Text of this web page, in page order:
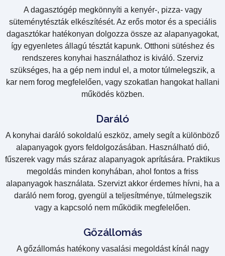
A dagasztógép megkönnyíti a kenyér-, pizza- vagy
süteménytészták elkészítését. Az erős motor és a speciális
dagasztókar hatékonyan dolgozza össze az alapanyagokat,
így egyenletes állagú tésztát kapunk. Otthoni sütéshez és
rendszeres konyhai használathoz is kiváló. Szerviz
szükséges, ha a gép nem indul el, a motor túlmelegszik, a
kar nem forog megfelelően, vagy szokatlan hangokat hallani
működés közben.
Daráló
A konyhai daráló sokoldalú eszköz, amely segít a különböző
alapanyagok gyors feldolgozásában. Használható dió,
fűszerek vagy más száraz alapanyagok aprítására. Praktikus
megoldás minden konyhában, ahol fontos a friss
alapanyagok használata. Szervizt akkor érdemes hívni, ha a
daráló nem forog, gyengül a teljesítménye, túlmelegszik
vagy a kapcsoló nem működik megfelelően.
Gőzállomás
A gőzállomás hatékony vasalási megoldást kínál nagy